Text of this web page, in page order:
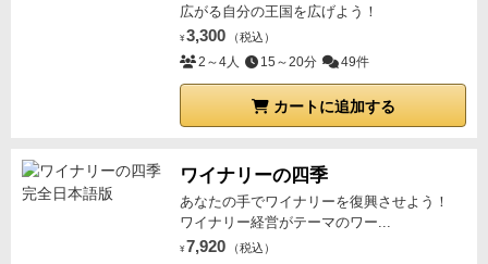
広がる自分の王国を広げよう！
¥ 3,300 （税込）
2～4人 15～20分 49件
カートに追加する
ワイナリーの四季
あなたの手でワイナリーを復興させよう！
ワイナリー経営がテーマのワー...
¥ 7,920 （税込）